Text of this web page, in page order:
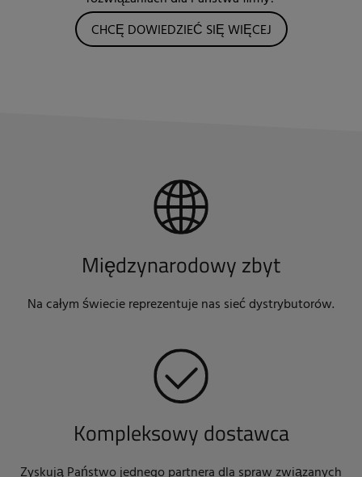
CHCĘ DOWIEDZIEĆ SIĘ WIĘCEJ
Międzynarodowy zbyt
Na całym świecie reprezentuje nas sieć dystrybutorów.
Kompleksowy dostawca
Zyskują Państwo jednego partnera dla spraw związanych